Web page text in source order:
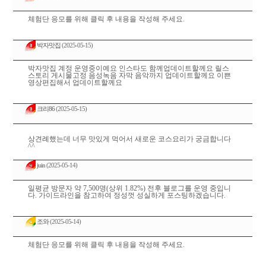
체험단 응모를 위해 클릭 후 내용을 작성해 주세요.
박자맛집(2025-05-15)
박자맛집 계정 운영중이예요 인스타도 함께업데이트할께요 릴스
스토리 게시물고정 음성녹음 자막 음악까지 업데이트할께요 이쁜
영상편집해서 업데이트할께요
크리86(2025-05-15)
상견례했는데 너무 맛있게 먹어서 새로운 코스요리가 궁금합니다
^^
juin(2025-05-14)
일평균 방문자 약 7,500명(상위 1.82%) 전후 블로그를 운영 중입니
다. 가이드라인을 참고하여 정성껏 성실하게 포스팅하겠습니다.
조와(2025-05-14)
체험단 응모를 위해 클릭 후 내용을 작성해 주세요.